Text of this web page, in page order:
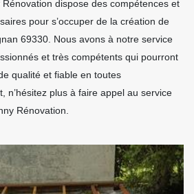
dispose des compétences et
pour s’occuper de la création de
69330. Nous avons à notre service
et très compétents qui pourront
qualité et fiable en toutes
n’hésitez plus à faire appel au service
Rénovation.